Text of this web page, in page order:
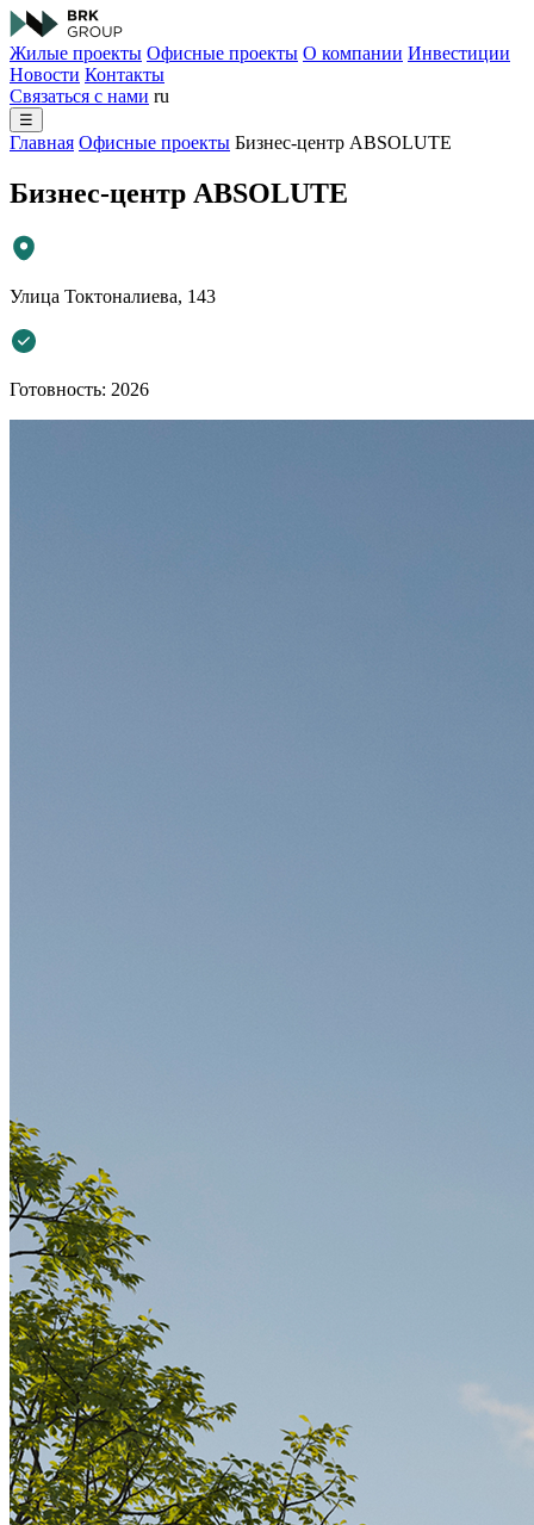
Жилые проекты Офисные проекты О компании Инвестиции
Новости Контакты
Связаться с нами ru
☰
Главная Офисные проекты Бизнес-центр ABSOLUTE
Бизнес-центр ABSOLUTE
Улица Токтоналиева, 143
Готовность: 2026